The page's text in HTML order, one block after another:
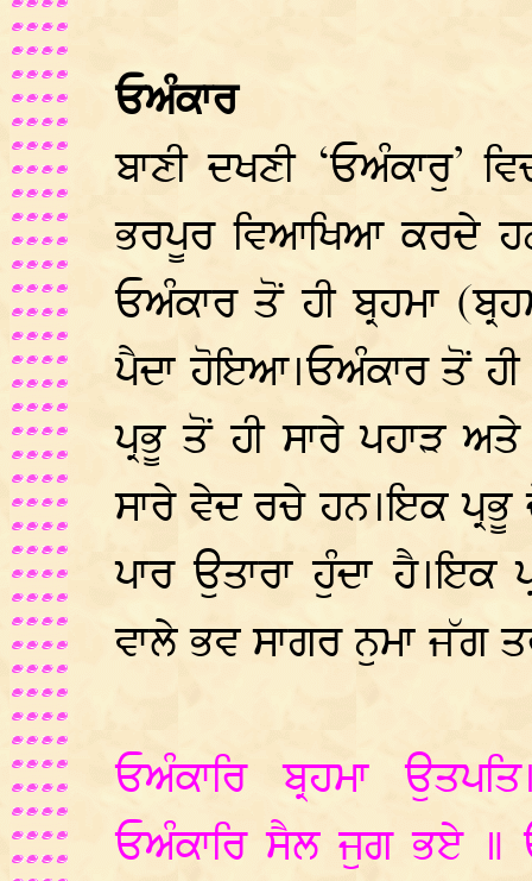
ਓਅੰਕਾਰ
ਬਾਣੀ ਦਖਣੀ ‘ਓਅੰਕਾਰੁ’
ਭਰਪੂਰ ਵਿਆਖਿਆ ਕਰਦੇ
ਓਅੰਕਾਰ ਤੋਂ ਹੀ ਬ੍ਰਹਮਾ
ਪੈਦਾ ਹੋਇਆ।ਓਅੰਕਾਰ ਤੋਂ
ਪ੍ਰਭੂ ਤੋਂ ਹੀ ਸਾਰੇ ਪਹਾੜ
ਸਾਰੇ ਵੇਦ ਰਚੇ ਹਨ।ਇਕ ਪ੍ਰਭੂ
ਪਾਰ ਉਤਾਰਾ ਹੁੰਦਾ ਹੈ।ਇਕ
ਵਾਲੇ ਭਵ ਸਾਗਰ ਨੁਮਾ ਜੱਗ
ਓਅੰਕਾਰਿ ਬ੍ਰਹਮਾ
ਓਅੰਕਾਰਿ ਸੈਲ ਜੁਗ ਭਏ ॥